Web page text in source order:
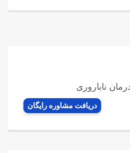
ناباروری
دریافت مشاوره رایگان